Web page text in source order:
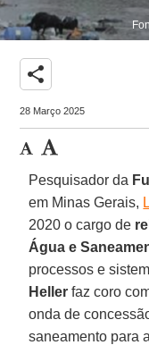
share
28 Março 2025
Pesquisador da
em Minas Gerais,
2020 o cargo de
Água e
processos e
Heller faz coro
onda de
saneamento para